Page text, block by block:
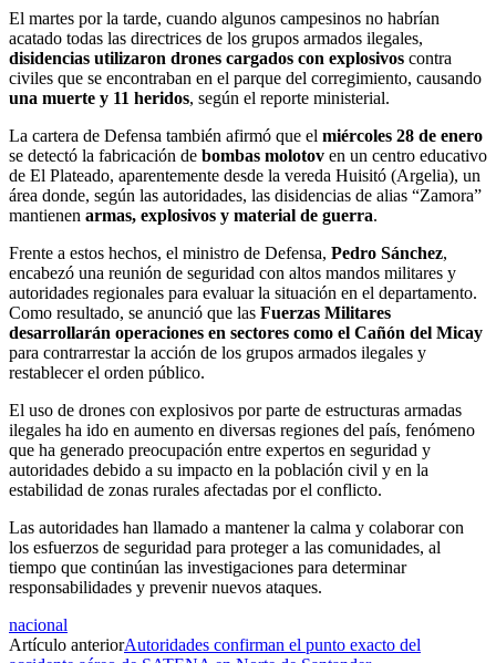
El martes por la tarde, cuando algunos campesinos no habrían
acatado todas las directrices de los grupos armados ilegales,
disidencias utilizaron drones cargados con explosivos contra
civiles que se encontraban en el parque del corregimiento, causando
una muerte y 11 heridos, según el reporte ministerial.
La cartera de Defensa también afirmó que el miércoles 28 de enero
se detectó la fabricación de bombas molotov en un centro educativo
de El Plateado, aparentemente desde la vereda Huisitó (Argelia), un
área donde, según las autoridades, las disidencias de alias “Zamora”
mantienen armas, explosivos y material de guerra.
Frente a estos hechos, el ministro de Defensa, Pedro Sánchez,
encabezó una reunión de seguridad con altos mandos militares y
autoridades regionales para evaluar la situación en el departamento.
Como resultado, se anunció que las Fuerzas Militares
desarrollarán operaciones en sectores como el Cañón del Micay
para contrarrestar la acción de los grupos armados ilegales y
restablecer el orden público.
El uso de drones con explosivos por parte de estructuras armadas
ilegales ha ido en aumento en diversas regiones del país, fenómeno
que ha generado preocupación entre expertos en seguridad y
autoridades debido a su impacto en la población civil y en la
estabilidad de zonas rurales afectadas por el conflicto.
Las autoridades han llamado a mantener la calma y colaborar con
los esfuerzos de seguridad para proteger a las comunidades, al
tiempo que continúan las investigaciones para determinar
responsabilidades y prevenir nuevos ataques.
nacional
Artículo anteriorAutoridades confirman el punto exacto del